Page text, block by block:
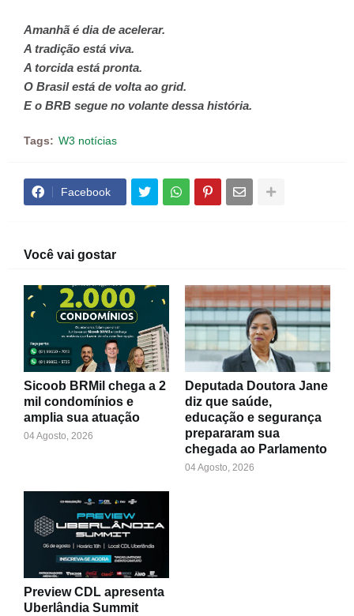
Amanhã é dia de acelerar.
A tradição está viva.
A torcida está pronta.
O Brasil está de volta ao grid.
E o BRB segue no volante dessa história.
Tags: W3 notícias
Facebook
Você vai gostar
Sicoob BRMil chega a 2
mil condomínios e
amplia sua atuação
04 Agosto, 2026
Deputada Doutora Jane
diz que saúde,
educação e segurança
prepararam sua
chegada ao Parlamento
04 Agosto, 2026
Preview CDL apresenta
Uberlândia Summit